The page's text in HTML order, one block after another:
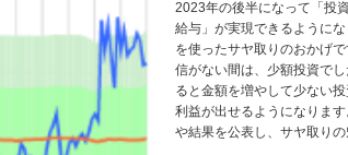
2023年の後半になって「投
給与」が実現できるように
を使ったサヤ取りのおかげ
信がない間は、少額投資で
ると金額を増やして少ない
利益が出せるようになりま
や結果を公表し、サヤ取りの